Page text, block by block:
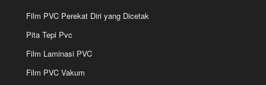
Film PVC Perekat Diri yang Dicetak
Pita Tepi Pvc
Film Laminasi PVC
Film PVC Vakum